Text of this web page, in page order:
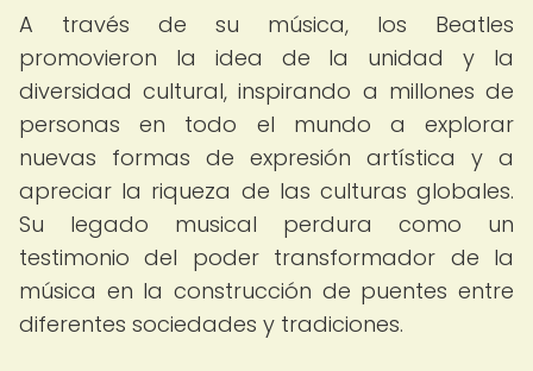
A través de su música, los Beatles
promovieron la idea de la unidad y la
diversidad cultural, inspirando a millones de
personas en todo el mundo a explorar
nuevas formas de expresión artística y a
apreciar la riqueza de las culturas globales.
Su legado musical perdura como un
testimonio del poder transformador de la
música en la construcción de puentes entre
diferentes sociedades y tradiciones.